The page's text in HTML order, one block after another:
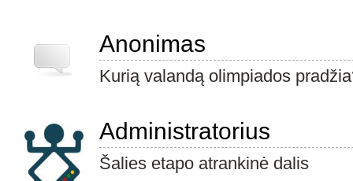
Anonimas
Kurią valandą olimpiados
Administratorius
Šalies etapo atrankinė dalis